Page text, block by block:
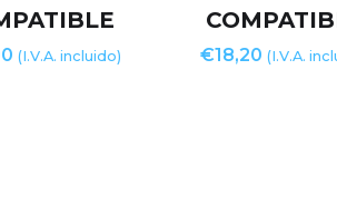
(I.V.A. incluido) €18,20 (I.V.A.